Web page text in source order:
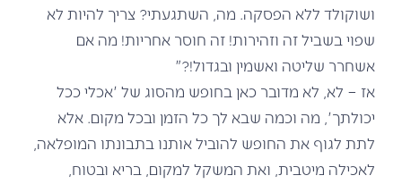
ושוקולד ללא הפסקה. מה, השתגעתי? צריך להיות לא
שפוי בשביל זה וזהירות! זה חוסר אחריות! מה אם
אשחרר שליטה ואשמין ובגדול!?"
אז – לא, לא מדובר כאן בחופש מהסוג של 'אכלי ככל
יכולתך', מה וכמה שבא לך כל הזמן ובכל מקום. אלא
לתת לגוף את החופש להוביל אותנו בתבונתו המופלאה,
לאכילה מיטבית, ואת המשקל למקום, בריא ובטוח,